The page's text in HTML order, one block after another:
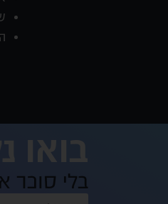
בואו
בלי סוכר